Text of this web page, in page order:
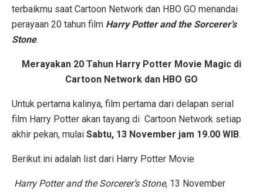
terbaikmu saat Cartoon Network dan HBO GO menandai
perayaan 20 tahun film Harry Potter and the Sorcerer’s
Stone.
Merayakan 20 Tahun Harry Potter Movie Magic di
Cartoon Network dan HBO GO
Untuk pertama kalinya, film pertama dari delapan serial
film Harry Potter akan tayang di Cartoon Network setiap
akhir pekan, mulai Sabtu, 13 November jam 19.00 WIB.
Berikut ini adalah list dari Harry Potter Movie
Harry Potter and the Sorcerer’s Stone, 13 November